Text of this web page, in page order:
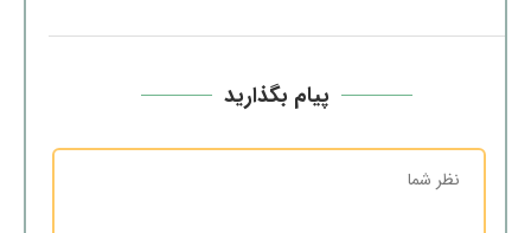
پیام بگذارید